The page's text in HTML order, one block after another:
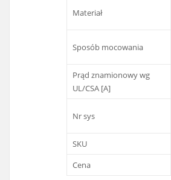
Materiał
Sposób mocowania
Prąd znamionowy wg
UL/CSA [A]
Nr sys
SKU
Cena